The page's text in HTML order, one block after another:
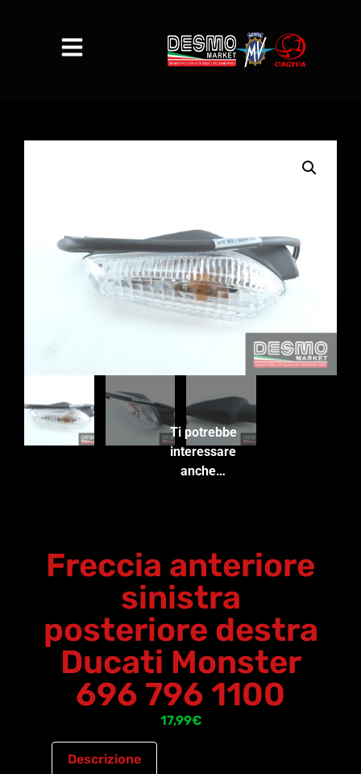
Freccia anteriore
sinistra
posteriore destra
Ducati Monster
696 796 1100
17,99€
Descrizione
Ti potrebbe
interessare
anche…